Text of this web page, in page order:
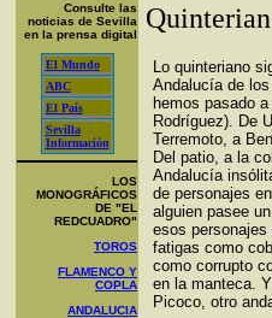
Consulte las
noticias de Sevilla
en la prensa digital
El Mundo
ABC
El País
Sevilla
Información
LOS
MONOGRÁFICOS
DE "EL
REDCUADRO"
TOROS
FLAMENCO Y
COPLA
ANDALUCIA
Lo quinteriano
Andalucía de
hemos pasado
Rodríguez). De
Terremoto, a
Del patio, a la
Andalucía
de personajes
alguien pasee
esos
fatigas como
como corrupto
en la manteca.
Picoco, otro